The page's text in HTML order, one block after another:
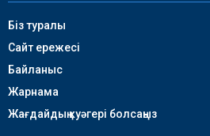
Біз туралы
Сайт ережесі
Байланыс
Жарнама
Жағдайдың куәгері болсаңыз